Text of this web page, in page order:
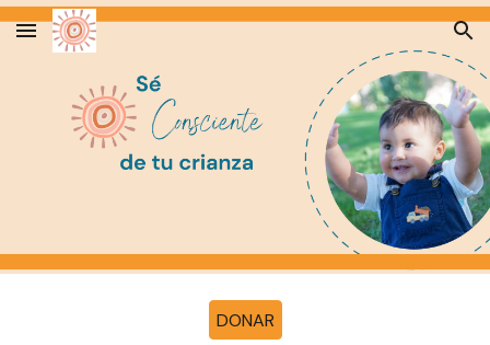
Skip to main content Skip to navigation
DONAR